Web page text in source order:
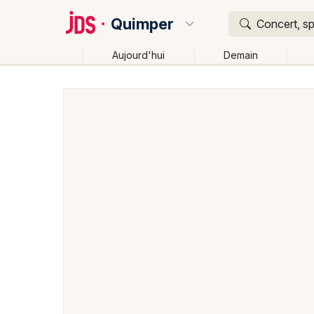
Quimper Concert,
Aujourd'hui Demain